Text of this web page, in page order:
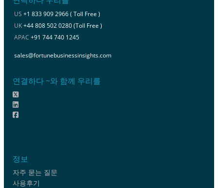
US +1 833 909 2966 ( Toll Free )
UK+44 808 502 0280 (Toll Free )
APAC +91 744 740 1245
sales@fortunebusinessinsights.com
연결하다 ~와 함께 우리를
정보
자주 묻는 질문
사용후기